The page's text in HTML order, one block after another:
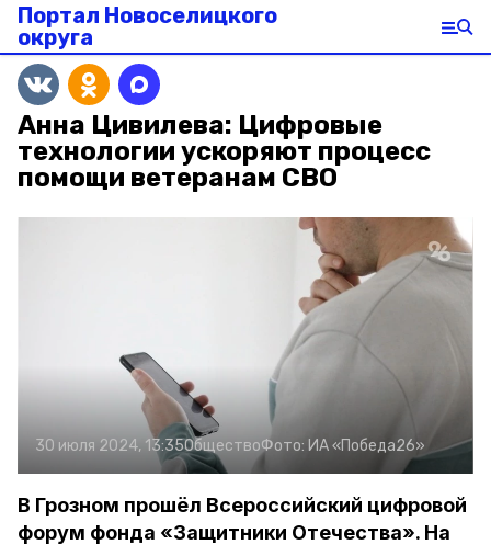
Портал Новоселицкого
округа
Анна Цивилева: Цифровые
технологии ускоряют процесс
помощи ветеранам СВО
30 июля 2024, 13:35ОбществоФото: ИА «Победа26»
В Грозном прошёл Всероссийский цифровой
форум фонда «Защитники Отечества». На